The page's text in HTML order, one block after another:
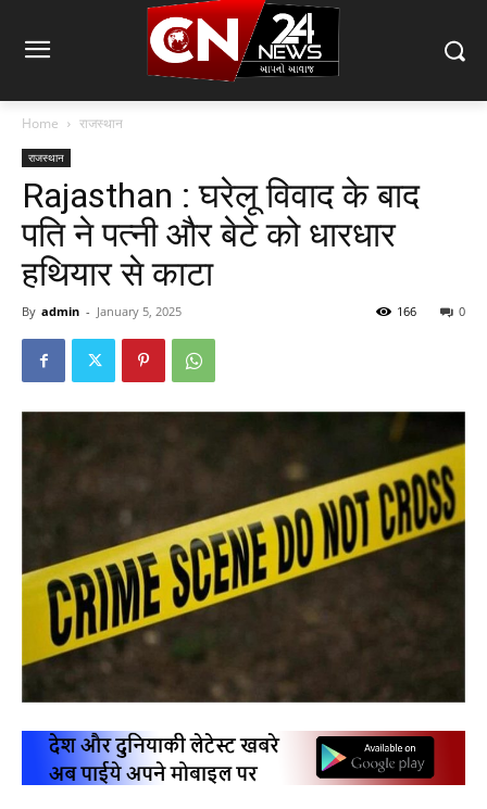
Home राजस्थान
राजस्थान
Rajasthan : घरेलू विवाद के बाद
पति ने पत्नी और बेटे को धारधार
हथियार से काटा
By admin - January 5, 2025 0
166